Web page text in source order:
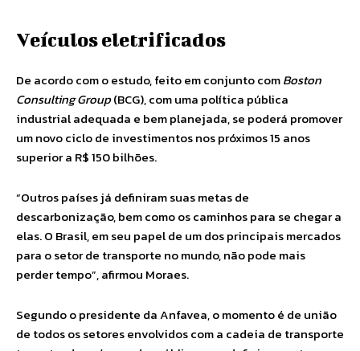
Veículos eletrificados
De acordo com o estudo, feito em conjunto comBoston
Consulting Group(BCG), com uma política pública
industrial adequada e bem planejada, se poderá promover
um novo ciclo de investimentos nos próximos 15 anos
superior a R$ 150 bilhões.
“Outros países já definiram suas metas de
descarbonização, bem como os caminhos para se chegar a
elas. O Brasil, em seu papel de um dos principais mercados
para o setor de transporte no mundo, não pode mais
perder tempo”, afirmou Moraes.
Segundo o presidente da Anfavea, o momento é de união
de todos os setores envolvidos com a cadeia de transporte